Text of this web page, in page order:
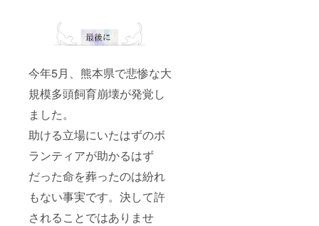
今年5月、熊本県で悲惨な大
規模多頭飼育崩壊が発覚し
ました。
助ける立場にいたはずのボ
ランティアが助かるはず
だった命を葬ったのは紛れ
もない事実です。決して許
されることではありませ